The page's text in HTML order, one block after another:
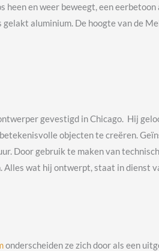
heen en weer beweegt, een
aluminium. De hoogte van de
gevestigd in Chicago. Hij
objecten te creëren.
Door gebruik te maken van
Alles wat hij ontwerpt, staat in dienst
onderscheiden ze zich door als een